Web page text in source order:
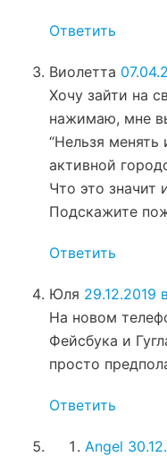
Ответить
Виолетта
Хочу зайти на
нажимаю, мне
“Нельзя
активной
Что это значит
Подскажите
Ответить
Юля 29.12.2019
На новом
Фейсбука и
просто
Ответить
Angel